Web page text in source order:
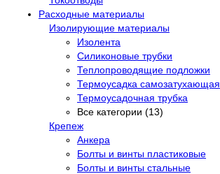
Расходные материалы
Изолирующие материалы
Изолента
Силиконовые трубки
Теплопроводящие подложки
Термоусадка самозатухающая
Термоусадочная трубка
Все категории (13)
Крепеж
Анкера
Болты и винты пластиковые
Болты и винты стальные